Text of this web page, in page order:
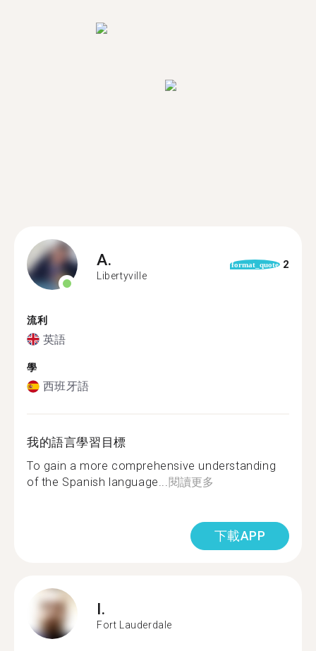
A.
Libertyville
format_quote 2
流利
英語
學
西班牙語
我的語言學習目標
To gain a more comprehensive understanding
of the Spanish language...閱讀更多
下載APP
I.
Fort Lauderdale